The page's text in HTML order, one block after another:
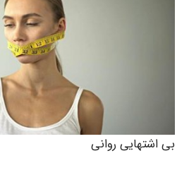
بی اشتهایی روانی